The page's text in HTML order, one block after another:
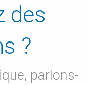
des
?
parlons-